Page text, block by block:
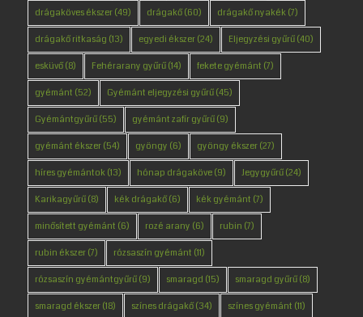
drágaköves ékszer(49) drágakő(60) drágakő nyakék(7)
drágakő ritkaság (13) egyedi ékszer(24) Eljegyzési gyűrű(40)
esküvő(8) Fehérarany gyűrű(14) fekete gyémánt (7)
gyémánt (52) Gyémánt eljegyzési gyűrű(45)
Gyémántgyűrű(55) gyémánt zafír gyűrű(9)
gyémánt ékszer(54) gyöngy (6) gyöngy ékszer(27)
híres gyémántok(13) hónap drágaköve(9) Jegygyűrű(24)
Karikagyűrű(8) kék drágakő(6) kék gyémánt (7)
minősített gyémánt (6) rozé arany (6) rubin (7)
rubin ékszer(7) rózsaszín gyémánt (11)
rózsaszín gyémántgyűrű(9) smaragd (15) smaragd gyűrű(8)
smaragd ékszer(18) színes drágakő(34) színes gyémánt (11)